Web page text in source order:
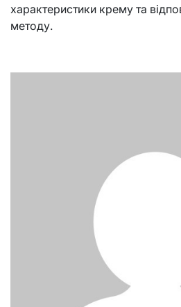
характеристики крему та
методу.